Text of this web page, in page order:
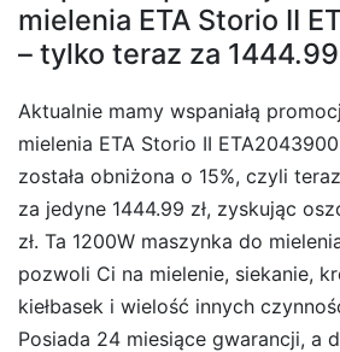
mielenia ETA Storio II
– tylko teraz za 1444.99
Aktualnie mamy wspaniałą
mielenia ETA Storio II
została obniżona o 15%, czyli
za jedyne 1444.99 zł, zyskując
zł. Ta 1200W maszynka do
pozwoli Ci na mielenie, siekanie,
kiełbasek i wielość innych
Posiada 24 miesiące gwarancji, a